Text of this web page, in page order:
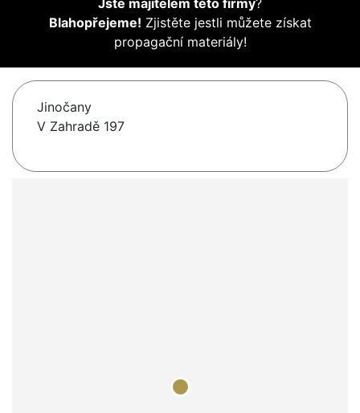
Jste majitelem této firmy?
Blahopřejeme! Zjistěte jestli můžete získat
propagační materiály!
Jinočany
V Zahradě 197